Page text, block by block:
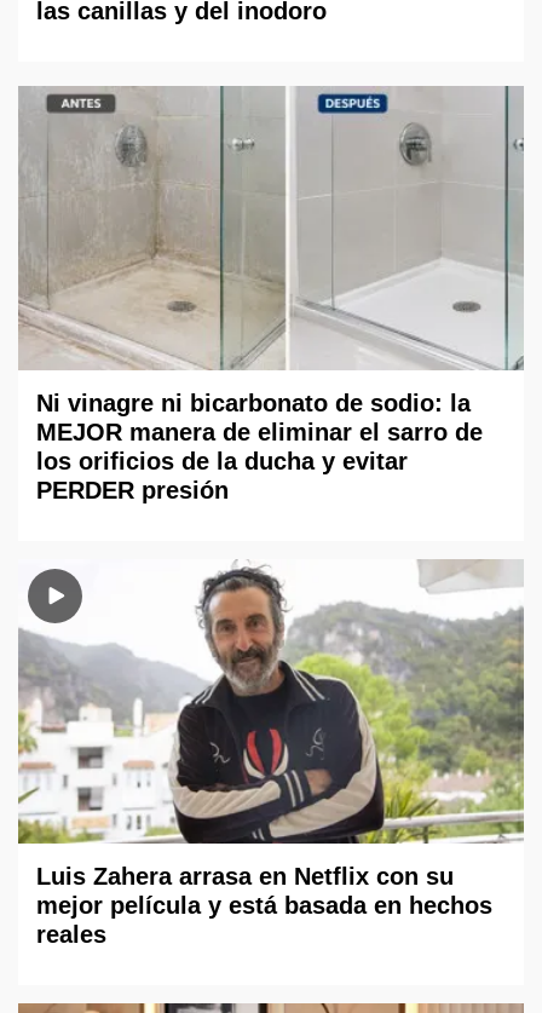
las canillas y del inodoro
Ni vinagre ni bicarbonato de sodio: la
MEJOR manera de eliminar el sarro de
los orificios de la ducha y evitar
PERDER presión
Luis Zahera arrasa en Netflix con su
mejor película y está basada en hechos
reales